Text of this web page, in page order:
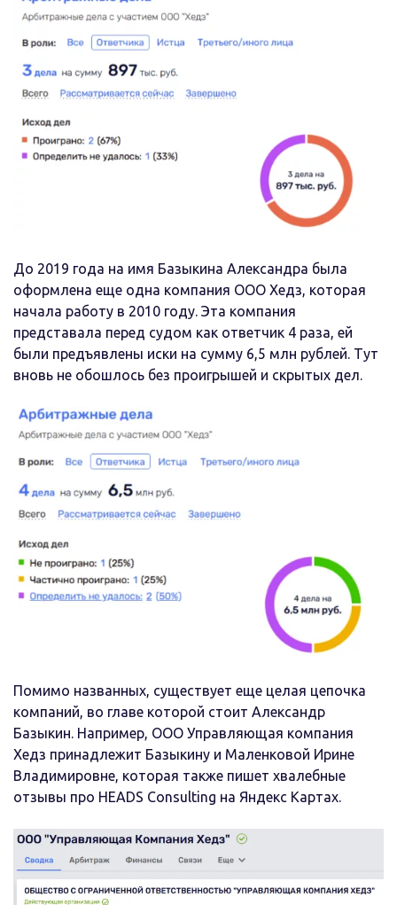
До 2019 года на имя Базыкина Александра была
оформлена еще одна компания ООО Хедз, которая
начала работу в 2010 году. Эта компания
представала перед судом как ответчик 4 раза, ей
были предъявлены иски на сумму 6,5 млн рублей. Тут
вновь не обошлось без проигрышей и скрытых дел.
Помимо названных, существует еще целая цепочка
компаний, во главе которой стоит Александр
Базыкин. Например, ООО Управляющая компания
Хедз принадлежит Базыкину и Маленковой Ирине
Владимировне, которая также пишет хвалебные
отзывы про HEADS Consulting на Яндекс Картах.